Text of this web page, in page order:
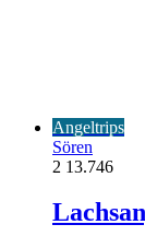
Angeltrips
Sören
2 13.746